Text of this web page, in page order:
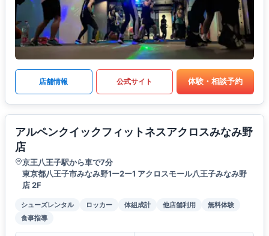
店舗情報 公式サイト 体験・相談予約
アルペンクイックフィットネスアクロスみなみ野
店
京王八王子駅から車で7分
東京都八王子市みなみ野1ー2ー1 アクロスモール八王子みなみ野
店 2F
シューズレンタル ロッカー 体組成計 他店舗利用
無料体験
食事指導